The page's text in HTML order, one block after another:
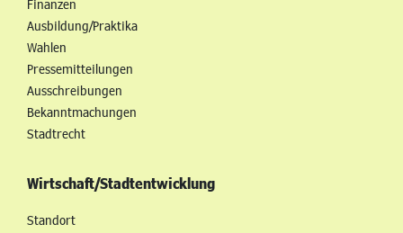
Finanzen
Ausbildung/Praktika
Wahlen
Pressemitteilungen
Ausschreibungen
Bekanntmachungen
Stadtrecht
Wirtschaft/Stadtentwicklung
Standort